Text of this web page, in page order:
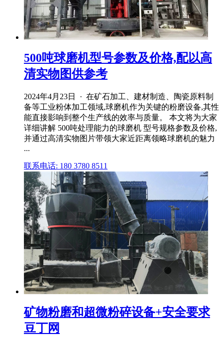
500吨球磨机型号参数及价格,配以高
清实物图供参考
2024年4月23日 · 在矿石加工、建材制造、陶瓷原料制
备等工业粉体加工领域,球磨机作为关键的粉磨设备,其性
能直接影响到整个生产线的效率与质量。 本文将为大家
详细讲解 500吨处理能力的球磨机 型号规格参数及价格,
并通过高清实物图片带领大家近距离领略球磨机的魅力
...
联系电话: 180 3780 8511
矿物粉磨和超微粉碎设备+安全要求
豆丁网